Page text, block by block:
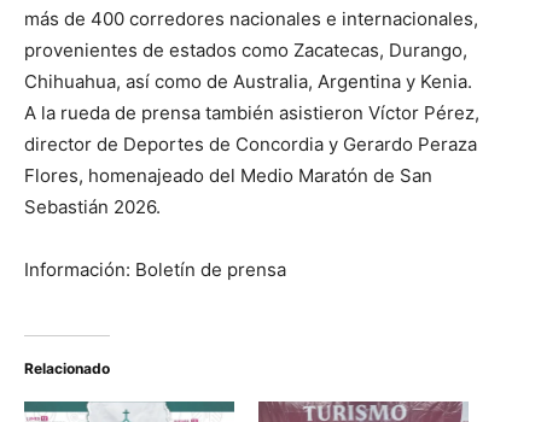
más de 400 corredores nacionales e internacionales,
provenientes de estados como Zacatecas, Durango,
Chihuahua, así como de Australia, Argentina y Kenia.
A la rueda de prensa también asistieron Víctor Pérez,
director de Deportes de Concordia y Gerardo Peraza
Flores, homenajeado del Medio Maratón de San
Sebastián 2026.
Información: Boletín de prensa
Relacionado